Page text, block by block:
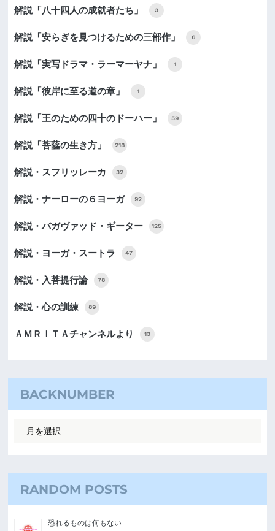
解説「八十四人の成就者たち」 3
解説「安らぎを見つけるための三部作」 6
解説「実写ドラマ・ラーマーヤナ」 1
解説「彼岸に至る道の章」 1
解説「王のための四十のドーハー」 59
解説「菩薩の生き方」 218
解説・スフリッレーカ 32
解説・ナーローの６ヨーガ 92
解説・バガヴァッド・ギーター 125
解説・ヨーガ・スートラ 47
解説・入菩提行論 78
解説・心の訓練 89
ＡＭＲＩＴＡチャンネルより 13
BACKNUMBER
RANDOM POSTS
恐れるものは何もない